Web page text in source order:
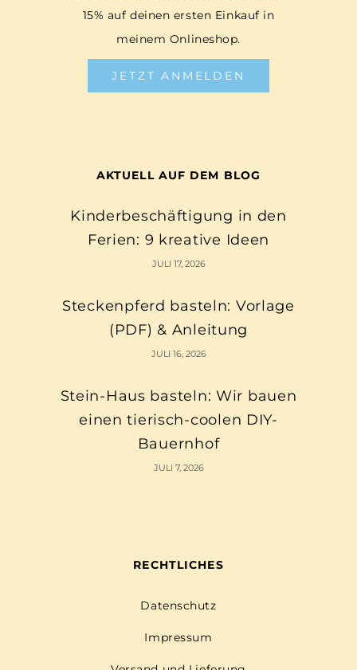
15% auf deinen ersten Einkauf in
meinem Onlineshop.
JETZT ANMELDEN
AKTUELL AUF DEM BLOG
Kinderbeschäftigung in den
Ferien: 9 kreative Ideen
JULI 17, 2026
Steckenpferd basteln: Vorlage
(PDF) & Anleitung
JULI 16, 2026
Stein-Haus basteln: Wir bauen
einen tierisch-coolen DIY-
Bauernhof
JULI 7, 2026
RECHTLICHES
Datenschutz
Impressum